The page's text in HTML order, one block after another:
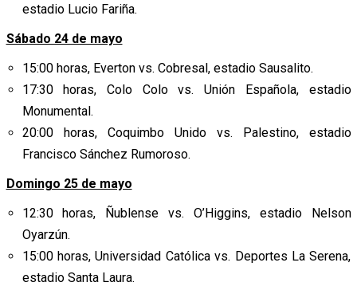
estadio Lucio Fariña.
Sábado 24 de mayo
15:00 horas, Everton vs. Cobresal, estadio Sausalito.
17:30 horas, Colo Colo vs. Unión Española, estadio
Monumental.
20:00 horas, Coquimbo Unido vs. Palestino, estadio
Francisco Sánchez Rumoroso.
Domingo 25 de mayo
12:30 horas, Ñublense vs. O’Higgins, estadio Nelson
Oyarzún.
15:00 horas, Universidad Católica vs. Deportes La Serena,
estadio Santa Laura.